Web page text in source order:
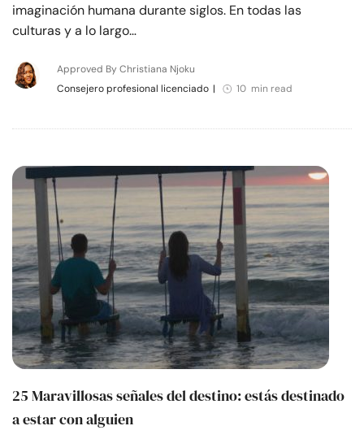
imaginación humana durante siglos. En todas las
culturas y a lo largo…
Approved By Christiana Njoku
Consejero profesional licenciado | 10 min read
25 Maravillosas señales del destino: estás destinado
a estar con alguien